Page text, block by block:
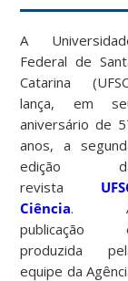
A
Federal de
Catarina
lança, em
aniversário de
anos, a
edição
revista
Ciência.
publicação
produzida
equipe da